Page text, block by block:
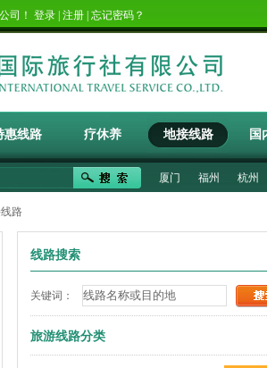
司！ 登录 注册 忘记密码？
惠线路 疗休养 地接线路 国
厦门 福州 杭州
路
线路搜索
关键词：
旅游线路分类